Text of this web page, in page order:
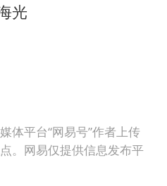
光
体平台“网易号”作者上传
。网易仅提供信息发布平